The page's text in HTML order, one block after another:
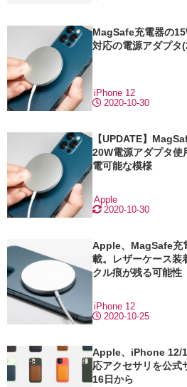
MagSafe充電器の
対応の電源アダプタ
2020-10-30
iPhone 12
【UPDATE】
20W電源アダプタ使
電可能な模様
2020-10-30
Apple
Apple、MagSafe充
載。レザーケース装
クル痕が残る可能性
2020-10-25
iPhone 12
Apple、iPhone 12/
応アクセサリを公式
16日から